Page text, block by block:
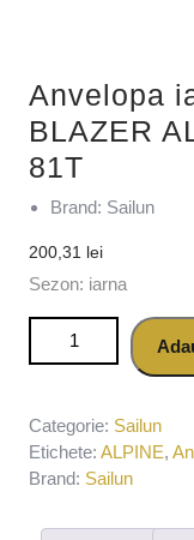
Anvelopa
BLAZER
81T
Brand: Sailun
200,31 lei
Sezon: iarna
Cantitate Anvelopa
165/70R14 81T
Categorie: Sailun
Etichete: ALPINE,
Brand: Sailun